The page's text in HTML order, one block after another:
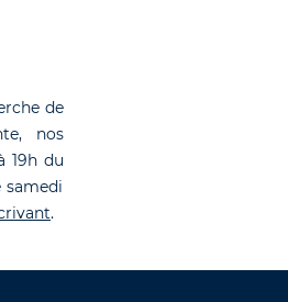
de
nos
19h du
samedi
.